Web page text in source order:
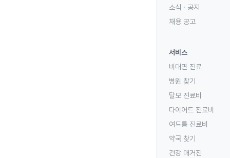
소식 · 공지
채용 공고
서비스
비대면 진료
병원 찾기
탈모 진료비
다이어트 진료비
여드름 진료비
약국 찾기
건강 매거진